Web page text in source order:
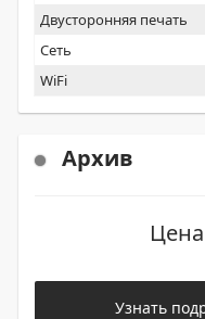
бэкапирование
книг, а также
устройствам и
Двусторонняя печать
Сеть
WiFi
Архив
Узнать